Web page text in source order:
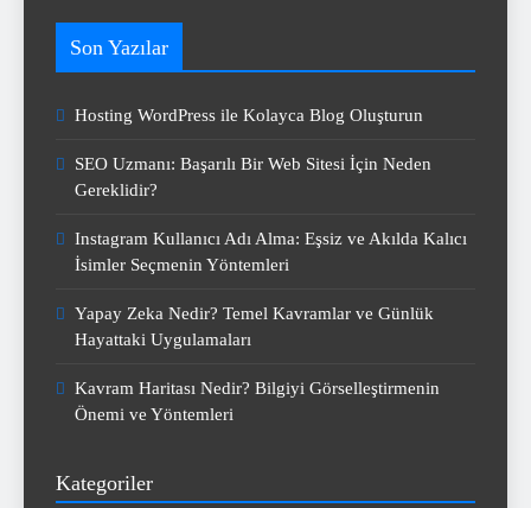
Son Yazılar
Hosting WordPress ile Kolayca Blog Oluşturun
SEO Uzmanı: Başarılı Bir Web Sitesi İçin Neden
Gereklidir?
Instagram Kullanıcı Adı Alma: Eşsiz ve Akılda Kalıcı
İsimler Seçmenin Yöntemleri
Yapay Zeka Nedir? Temel Kavramlar ve Günlük
Hayattaki Uygulamaları
Kavram Haritası Nedir? Bilgiyi Görselleştirmenin
Önemi ve Yöntemleri
Kategoriler